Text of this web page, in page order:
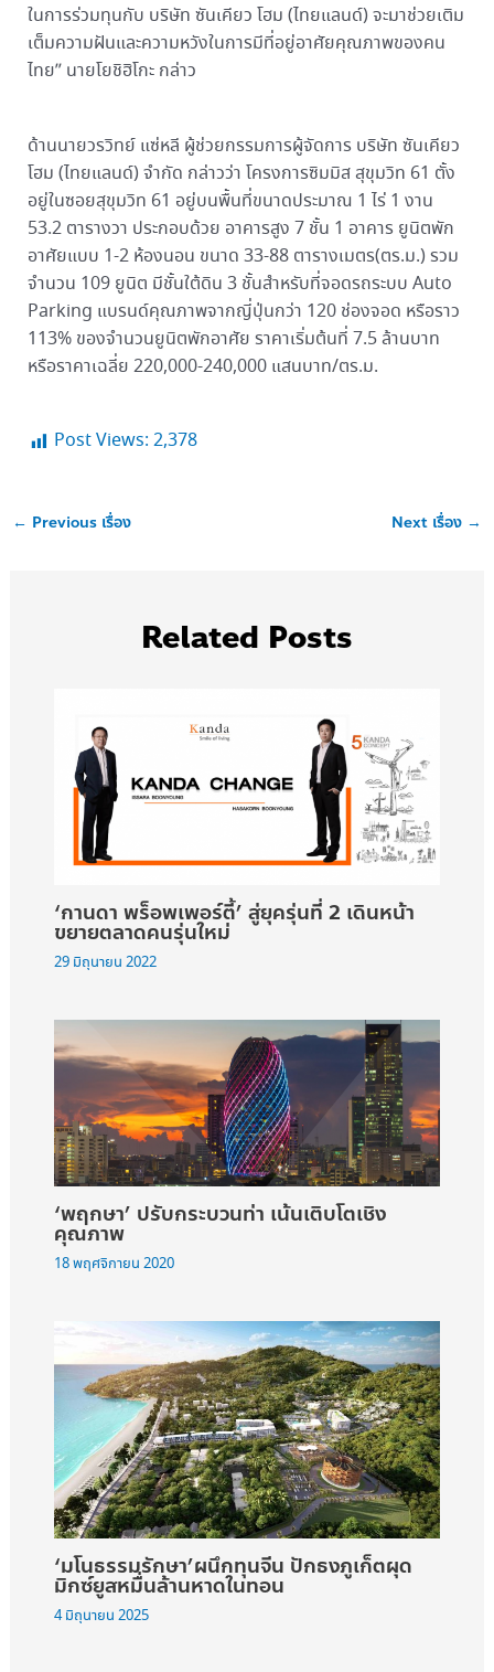
ในการร่วมทุนกับ บริษัท ซันเคียว โฮม (ไทยแลนด์) จะมาช่วยเติม
เต็มความฝันและความหวังในการมีที่อยู่อาศัยคุณภาพของคน
ไทย” นายโยชิฮิโกะ กล่าว
ด้านนายวรวิทย์ แซ่หลี ผู้ช่วยกรรมการผู้จัดการ บริษัท ซันเคียว
โฮม (ไทยแลนด์) จำกัด กล่าวว่า โครงการซิมมิส สุขุมวิท 61 ตั้ง
อยู่ในซอยสุขุมวิท 61 อยู่บนพื้นที่ขนาดประมาณ 1 ไร่ 1 งาน
53.2 ตารางวา ประกอบด้วย อาคารสูง 7 ชั้น 1 อาคาร ยูนิตพัก
อาศัยแบบ 1-2 ห้องนอน ขนาด 33-88 ตารางเมตร(ตร.ม.) รวม
จำนวน 109 ยูนิต มีชั้นใต้ดิน 3 ชั้นสำหรับที่จอดรถระบบ Auto
Parking แบรนด์คุณภาพจากญี่ปุ่นกว่า 120 ช่องจอด หรือราว
113% ของจำนวนยูนิตพักอาศัย ราคาเริ่มต้นที่ 7.5 ล้านบาท
หรือราคาเฉลี่ย 220,000-240,000 แสนบาท/ตร.ม.
Post Views: 2,378
← Previous เรื่อง Next เรื่อง →
Related Posts
‘กานดา พร็อพเพอร์ตี้’ สู่ยุครุ่นที่ 2 เดินหน้า
ขยายตลาดคนรุ่นใหม่
29 มิถุนายน 2022
‘พฤกษา’ ปรับกระบวนท่า เน้นเติบโตเชิง
คุณภาพ
18 พฤศจิกายน 2020
‘มโนธรรมรักษา’ผนึกทุนจีน ปักธงภูเก็ตผุด
มิกซ์ยูสหมื่นล้านหาดในทอน
4 มิถุนายน 2025